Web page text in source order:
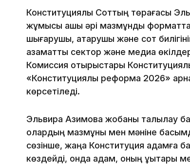
Конституциялық Соттың төрағасы
жұмысы ашық әрі мазмұнды форматта
шығарушы, атқарушы және сот
азаматтық сектор және медиа
Комиссия отырыстары
«Конституциялық реформа 2026»
көрсетіледі.
Эльвира Азимова жобаны талқылау
олардың мазмұны мен мәніне
сөзінше, жаңа Конституция адамға
көздейді, онда адам, оның құқықтары